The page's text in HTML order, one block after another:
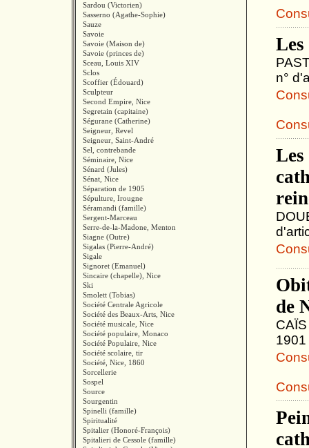
Sardou (Victorien)
Sasserno (Agathe-Sophie)
Sauze
Savoie
Savoie (Maison de)
Savoie (princes de)
Sceau, Louis XIV
Sclos
Scoffier (Édouard)
Sculpteur
Second Empire, Nice
Segretain (capitaine)
Ségurane (Catherine)
Seigneur, Revel
Seigneur, Saint-André
Sel, contrebande
Séminaire, Nice
Sénard (Jules)
Sénat, Nice
Séparation de 1905
Sépulture, Irougne
Séramandi (famille)
Sergent-Marceau
Serre-de-la-Madone, Menton
Siagne (Outre)
Sigalas (Pierre-André)
Sigale
Signoret (Emanuel)
Sincaire (chapelle), Nice
Ski
Smolett (Tobias)
Société Centrale Agricole
Société des Beaux-Arts, Nice
Société musicale, Nice
Société populaire, Monaco
Société Populaire, Nice
Société scolaire, tir
Société, Nice, 1860
Sorcellerie
Sospel
Source
Sourgentin
Spinelli (famille)
Spiritualité
Spitalier (Honoré-François)
Spitalieri de Cessole (famille)
Les
n°
de
1901